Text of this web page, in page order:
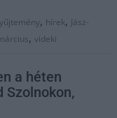
, hírek, Jász-
,videki
a héten
Szolnokon,